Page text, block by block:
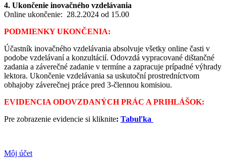
4. Ukončenie inovačného vzdelávania
Online ukončenie: 28.2.2024 od 15.00
PODMIENKY UKONČENIA:
Účastník inovačného vzdelávania absolvuje všetky online časti v
podobe vzdelávaní a konzultácií. Odovzdá vypracované dištančné
zadania a záverečné zadanie v termíne a zapracuje prípadné výhrady
lektora. Ukončenie vzdelávania sa uskutoční prostredníctvom
obhajoby záverečnej práce pred 3-člennou komisiou.
EVIDENCIA ODOVZDANÝCH PRÁC A PRIHLÁŠOK:
Pre zobrazenie evidencie si kliknite: Tabuľka
Môj účet